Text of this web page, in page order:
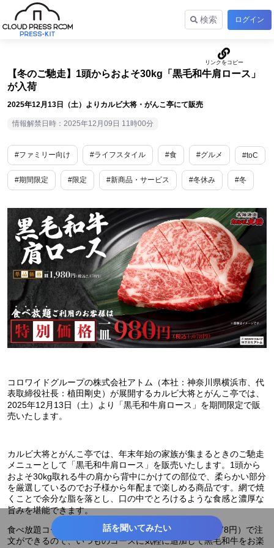
検索 ログイン
【冬のご馳走】1頭からおよそ30kg「黒毛和牛肩ロース」
が入荷
2025年12月13日（土）よりカルビ大将・がんこ亭にて販売
情報解禁日時：2025年12月09日 11時00分
#ファミリー向け #ライフスタイル #食 #グルメ #toC
#期間限定 #限定 #新商品・サービス #冬休み #冬
コロワイドグループの株式会社アトム（本社：神奈川県横浜市、代
表取締役社長：植田剛史）が展開するカルビ大将とがんこ亭では、
2025年12月13日（土）より「黒毛和牛肩ロース」を期間限定で販
売いたします。
カルビ大将とがんこ亭では、年末年始の家族が集まるときのご馳走
メニューとして「黒毛和牛肩ロース」を販売いたします。1頭から
およそ30kg取れる牛の肩から背中にかけての部位で、柔らかい部分
を厳選しているのでお子様から年配まで楽しめる商品です。網で焼
くことで余分な脂を落とし、口の中でとろけるような食感と濃厚な
旨みを堪能できます。
食べ放題コースをご注文のお客様は1皿980円（税込1,078円）で注
文ができるので、いつものコースに気軽に追加して黒毛和牛をお楽
話を聞いてみたい